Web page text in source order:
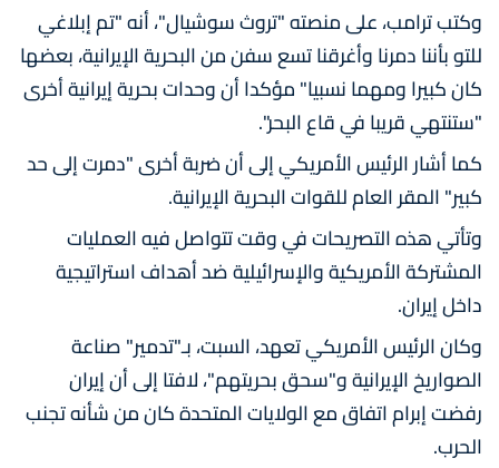
وكتب ترامب، على منصته "تروث سوشيال"، أنه "تم إبلاغي
للتو بأننا دمرنا وأغرقنا تسع سفن من البحرية الإيرانية، بعضها
كان كبيرا ومهما نسبيا" مؤكدا أن وحدات بحرية إيرانية أخرى
"ستنتهي قريبا في قاع البحر".
كما أشار الرئيس الأمريكي إلى أن ضربة أخرى "دمرت إلى حد
كبير" المقر العام للقوات البحرية الإيرانية.
وتأتي هذه التصريحات في وقت تتواصل فيه العمليات
المشتركة الأمريكية والإسرائيلية ضد أهداف استراتيجية
داخل إيران.
وكان الرئيس الأمريكي تعهد، السبت، بـ"تدمير" صناعة
الصواريخ الإيرانية و"سحق بحريتهم"، لافتا إلى أن إيران
رفضت إبرام اتفاق مع الولايات المتحدة كان من شأنه تجنب
الحرب.